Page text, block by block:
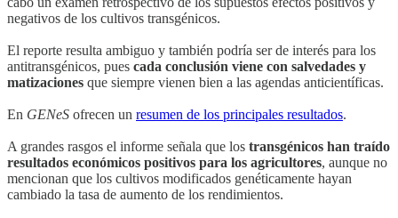
negativos de los cultivos transgénicos.
El reporte resulta ambiguo y también podría ser de interés para los
antitransgénicos, pues cada conclusión viene con salvedades y
matizaciones que siempre vienen bien a las agendas anticientíficas.
En GENeS ofrecen un resumen de los principales resultados.
A grandes rasgos el informe señala que los transgénicos han traído
resultados económicos positivos para los agricultores, aunque no
mencionan que los cultivos modificados genéticamente hayan
cambiado la tasa de aumento de los rendimientos.